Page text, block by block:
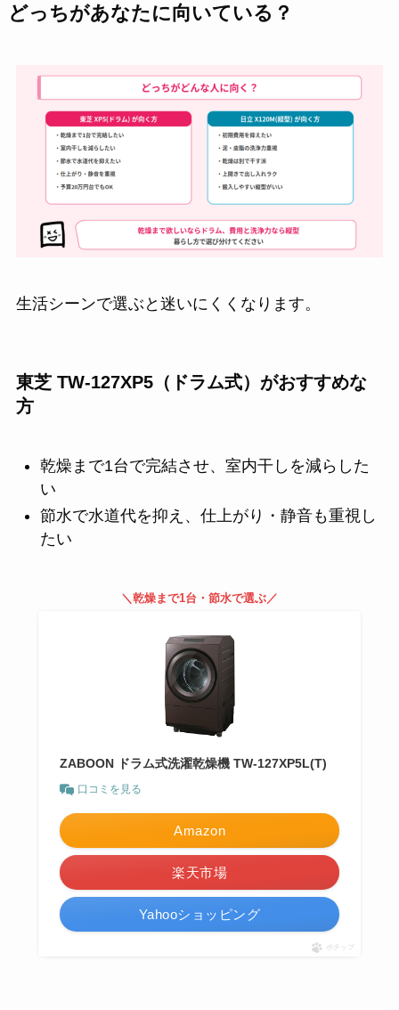
どっちがあなたに向いている？
生活シーンで選ぶと迷いにくくなります。
東芝 TW-127XP5（ドラム式）がおすすめな
方
乾燥まで1台で完結させ、室内干しを減らした
い
節水で水道代を抑え、仕上がり・静音も重視し
たい
＼乾燥まで1台・節水で選ぶ／
ZABOON ドラム式洗濯乾燥機 TW-127XP5L(T)
口コミを見る
Amazon
楽天市場
Yahooショッピング
ポチップ